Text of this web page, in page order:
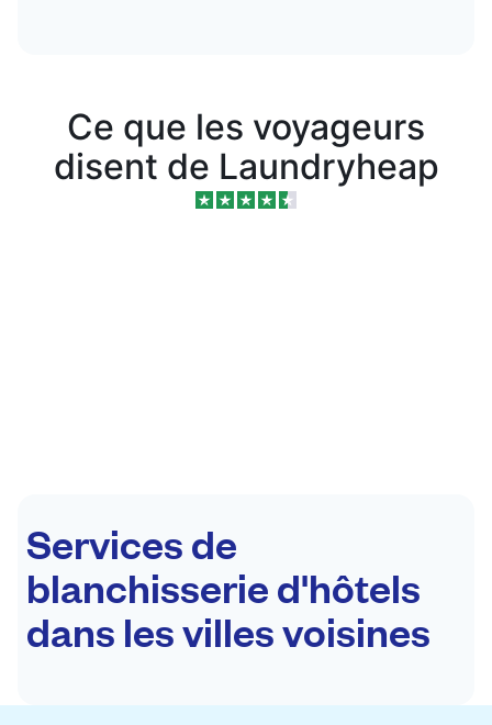
Ce que les voyageurs
disent de Laundryheap
Services de
blanchisserie d'hôtels
dans les villes voisines